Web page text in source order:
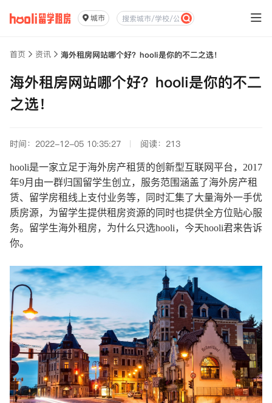
城市
首页 资讯 海外租房网站哪个好？hooli是你的不二之选！
海外租房网站哪个好？hooli是你的不二
之选！
时间：2022-12-05 10:35:27 阅读：213
hooli是一家立足于海外房产租赁的创新型互联网平台，2017
年9月由一群归国留学生创立，服务范围涵盖了海外房产租
赁、留学房租线上支付业务等，同时汇集了大量海外一手优
质房源，为留学生提供租房资源的同时也提供全方位贴心服
务。留学生海外租房，为什么只选hooli，今天hooli君来告诉
你。